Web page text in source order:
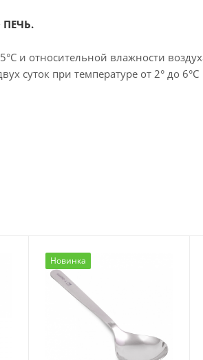
и относительной влажности
суток при температуре от 2° до 6°C
Новинка